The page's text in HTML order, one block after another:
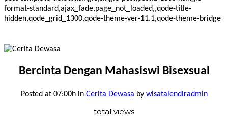
format-standard,ajax_fade,page_not_loaded,,qode-title-
hidden,qode_grid_1300,qode-theme-ver-11.1,qode-theme-bridge
Bercinta Dengan Mahasiswi Bisexsual
Posted at 07:00hin Cerita Dewasa by wisatalendiradmin
total views